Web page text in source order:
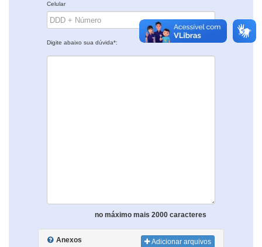
Celular
Digite abaixo sua dúvida*:
no máximo mais 2000 caracteres
Anexos Adicionar arquivos